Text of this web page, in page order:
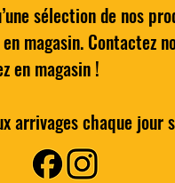
Aperçu rapide
Hydro 5 Lames de
Homme Pack de 4
Prix original
8,00 € Prix
4,00 €
Ajouter au panier
sélection de nos
magasin. Contactez
en magasin !
arrivages chaque jour